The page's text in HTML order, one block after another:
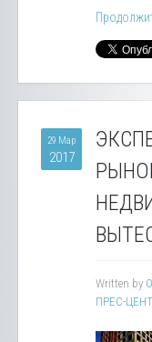
29 Мар
2017
Written by
ПРЕС-